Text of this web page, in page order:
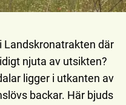
Landskronatrakten där
njuta av utsikten?
ligger i utkanten av
backar. Här bjuds